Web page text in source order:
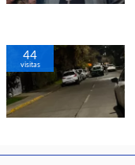
44
visitas